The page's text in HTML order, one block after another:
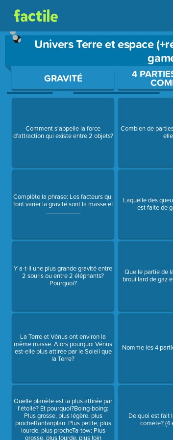
Univers Terre et espace
Use arrow keys to move between questions.
GRAVITÉ
Comment s'appelle la force
d'attraction qui existe entre 2 objets?
Complète la phrase: Les facteurs qui
font varier la gravité sont la masse et
Y a-t-il une plus grande gravité entre
2 souris ou entre 2 éléphants?
Pourquoi?
La Terre et Vénus ont environ la
même masse. Alors pourquoi Vénus
est-elle plus attirée par le Soleil que
la Terre?
Quelle planète est la plus attirée par
l'étoile? Et pourquoi?Boing-boing:
Plus grosse, plus légère, plus
procheRantanplan: Plus petite, plus
lourde, plus procheTa-tow: Plus
grosse, plus lourde, plus loin
4
Combien de
Laquelle des
est faite de
Quelle partie de
brouillard de gaz
Nomme les 4
De quoi est fait
comète? (4